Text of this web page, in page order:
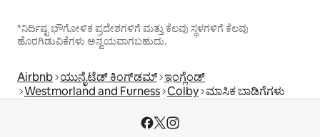
*ನಿರ್ದಿಷ್ಟ ಭೌಗೋಳಿಕ ಪ್ರದೇಶಗಳಿಗೆ ಮತ್ತು ಕೆಲವು ಸ್ಥಳಗಳಿಗೆ ಕೆಲವು
ಹೊರಗಿಡುವಿಕೆಗಳು ಅನ್ವಯವಾಗಬಹುದು.
Airbnb ಯುನೈಟೆಡ್ ಕಿಂಗ್‌ಡಮ್ ಇಂಗ್ಲೆಂಡ್
Westmorland and Furness Colby ಮಾಸಿಕ ಬಾಡಿಗೆಗಳು